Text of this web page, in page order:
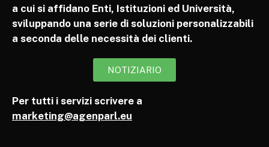
a cui si affidano Enti, Istituzioni ed Università,
sviluppando una serie di soluzioni personalizzabili
a seconda delle necessità dei clienti.
NOTIZIARIO
Per tutti i servizi scrivere a
marketing@agenparl.eu